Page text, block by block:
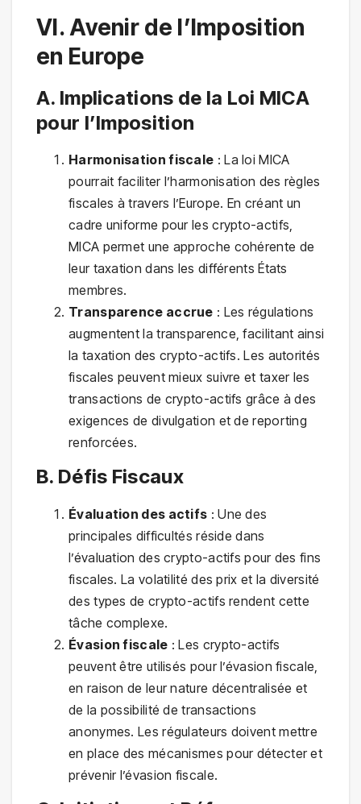
VI. Avenir de l’Imposition
en Europe
A. Implications de la Loi MICA
pour l’Imposition
Harmonisation fiscale : La loi MICA
pourrait faciliter l’harmonisation des règles
fiscales à travers l’Europe. En créant un
cadre uniforme pour les crypto-actifs,
MICA permet une approche cohérente de
leur taxation dans les différents États
membres.
Transparence accrue : Les régulations
augmentent la transparence, facilitant ainsi
la taxation des crypto-actifs. Les autorités
fiscales peuvent mieux suivre et taxer les
transactions de crypto-actifs grâce à des
exigences de divulgation et de reporting
renforcées.
B. Défis Fiscaux
Évaluation des actifs : Une des
principales difficultés réside dans
l’évaluation des crypto-actifs pour des fins
fiscales. La volatilité des prix et la diversité
des types de crypto-actifs rendent cette
tâche complexe.
Évasion fiscale : Les crypto-actifs
peuvent être utilisés pour l’évasion fiscale,
en raison de leur nature décentralisée et
de la possibilité de transactions
anonymes. Les régulateurs doivent mettre
en place des mécanismes pour détecter et
prévenir l’évasion fiscale.